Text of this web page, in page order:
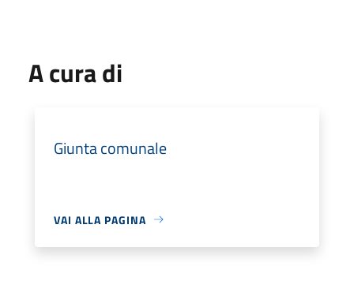
A cura di
Giunta comunale
VAI ALLA PAGINA